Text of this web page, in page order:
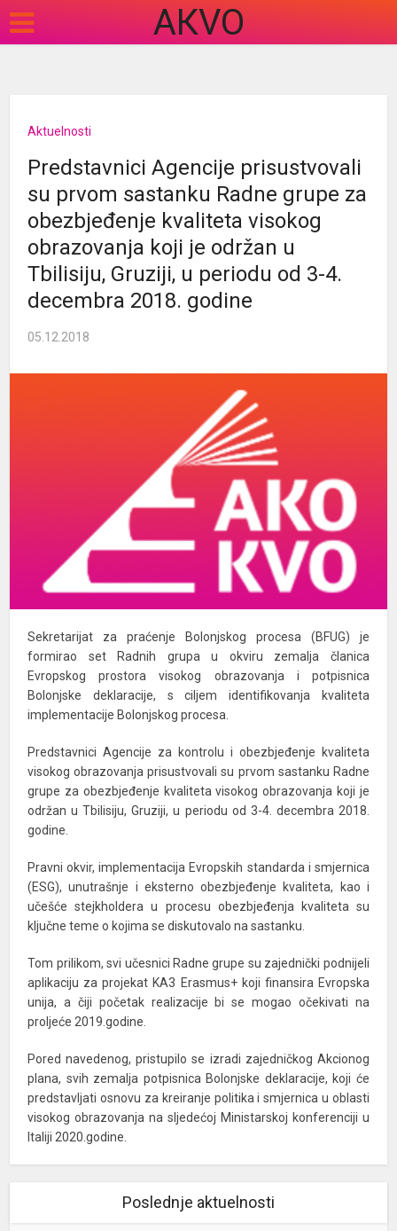
АКVO
Aktuelnosti
Predstavnici Agencije prisustvovali
su prvom sastanku Radne grupe za
obezbjeđenje kvaliteta visokog
obrazovanja koji je održan u
Tbilisiju, Gruziji, u periodu od 3-4.
decembra 2018. godine
05.12.2018
Sekretarijat za praćenje Bolonjskog procesa (BFUG) je
formirao set Radnih grupa u okviru zemalja članica
Evropskog prostora visokog obrazovanja i potpisnica
Bolonjske deklaracije, s ciljem identifikovanja kvaliteta
implementacije Bolonjskog procesa.
Predstavnici Agencije za kontrolu i obezbjeđenje kvaliteta
visokog obrazovanja prisustvovali su prvom sastanku Radne
grupe za obezbjeđenje kvaliteta visokog obrazovanja koji je
održan u Tbilisiju, Gruziji, u periodu od 3-4. decembra 2018.
godine.
Pravni okvir, implementacija Evropskih standarda i smjernica
(ESG), unutrašnje i eksterno obezbjeđenje kvaliteta, kao i
učešće stejkholdera u procesu obezbjeđenja kvaliteta su
ključne teme o kojima se diskutovalo na sastanku.
Tom prilikom, svi učesnici Radne grupe su zajednički podnijeli
aplikaciju za projekat KA3 Erasmus+ koji finansira Evropska
unija, a čiji početak realizacije bi se mogao očekivati na
proljeće 2019.godine.
Pored navedenog, pristupilo se izradi zajedničkog Akcionog
plana, svih zemalja potpisnica Bolonjske deklaracije, koji će
predstavljati osnovu za kreiranje politika i smjernica u oblasti
visokog obrazovanja na sljedećoj Ministarskoj konferenciji u
Italiji 2020.godine.
Poslednje aktuelnosti